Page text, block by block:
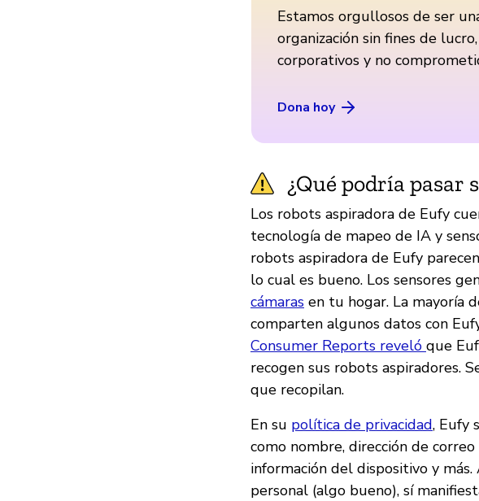
Estamos orgullosos de ser
organización sin fines de
corporativos y no
Dona hoy
¿Qué podría pasar
Los robots aspiradora de Eufy
tecnología de mapeo de IA y
robots aspiradora de Eufy
lo cual es bueno. Los sensores
cámaras en tu hogar. La mayoría
comparten algunos datos con
Consumer Reports reveló que
recogen sus robots aspiradores.
que recopilan.
En su política de privacidad, Eufy
como nombre, dirección de
información del dispositivo y
personal (algo bueno), sí